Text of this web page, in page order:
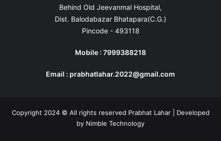
Behind Old Jeevanmal Hospital,
Dist. Balodabazar Bhatapara(C.G.)
Pincode - 493118
Mobile : 7999388218
Email : prabhatlahar.2022@gmail.com
Copyright 2024 © All rights reserved Prabhat Lahar | Developed
by Nimble Technology